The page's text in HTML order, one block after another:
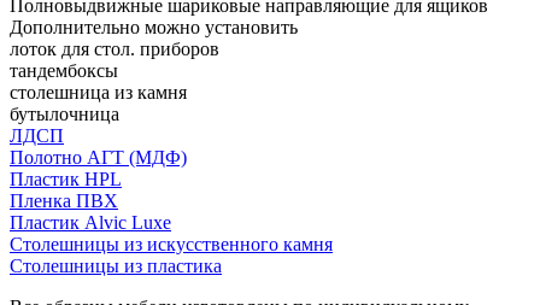
Полновыдвижные шариковые направляющие для ящиков
Дополнительно можно установить
лоток для стол. приборов
тандембоксы
столешница из камня
бутылочница
ЛДСП
Полотно АГТ (МДФ)
Пластик HPL
Пленка ПВХ
Пластик Alvic Luxe
Столешницы из искусственного камня
Столешницы из пластика